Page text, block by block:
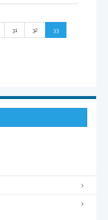
31 32 33